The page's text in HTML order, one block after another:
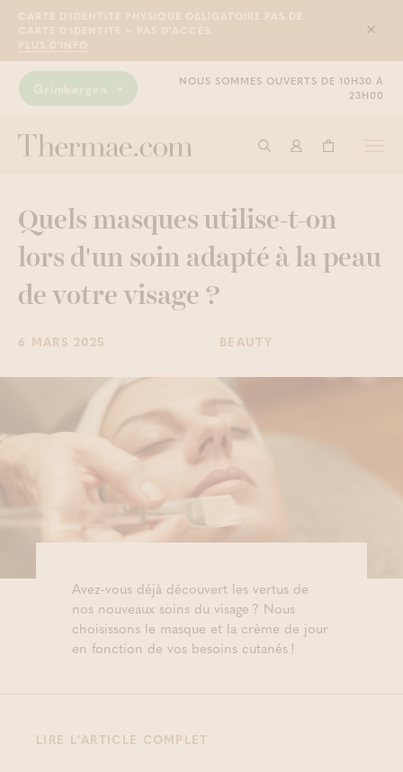
CARTE D'IDENTITÉ PHYSIQUE OBLIGATOIRE PAS DE
CARTE D'IDENTITÉ = PAS D'ACCÈS.
PLUS D'INFO
Sluit
Grimbergen
NOUS SOMMES OUVERTS DE 10H30 À
23H00
Commencer à
Connexion
Panier
Quels masques utilise-t-on
lors d'un soin adapté à la peau
de votre visage ?
6 MARS 2025 BEAUTY
Avez-vous déjà découvert les vertus de
nos nouveaux soins du visage ? Nous
choisissons le masque et la crème de jour
en fonction de vos besoins cutanés !
LIRE L'ARTICLE COMPLET